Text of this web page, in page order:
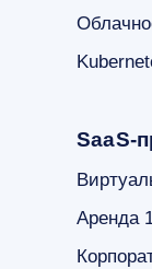
SaaS-
Аренда